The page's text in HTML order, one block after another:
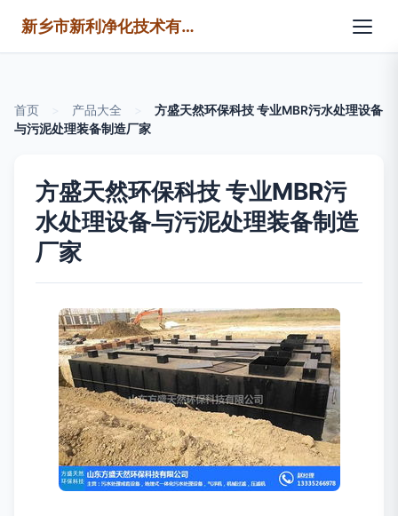
新乡市新利净化技术有限公司
首页 产品大全
方盛天然环保科技 专业MBR污水处理设备
与污泥处理装备制造厂家
方盛天然环保科技 专业MBR污
水处理设备与污泥处理装备制造
厂家